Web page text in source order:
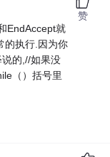
EndAccept就
的执行.因为你
的,//如果没
（）括号里
赞